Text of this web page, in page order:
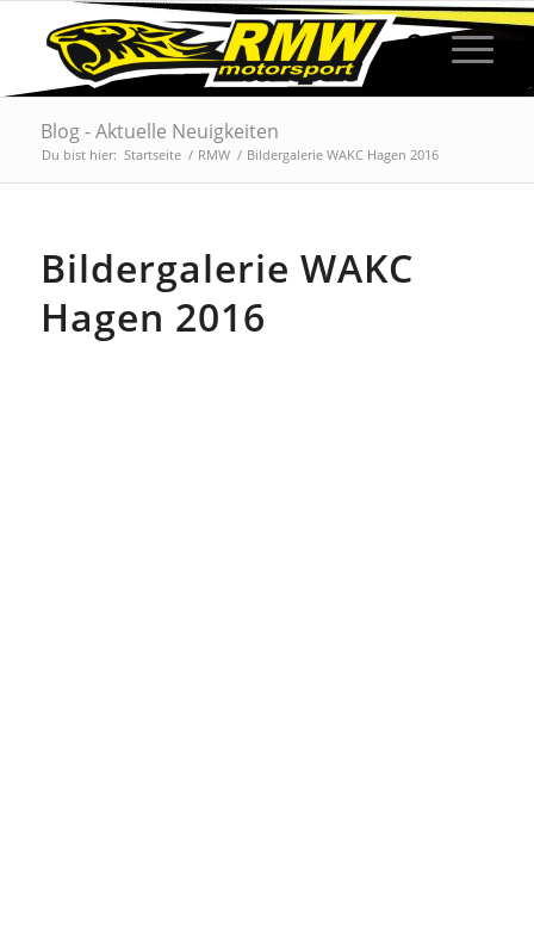
Blog - Aktuelle Neuigkeiten
Du bist hier: Startseite / RMW / Bildergalerie WAKC Hagen 2016
Bildergalerie WAKC
Hagen 2016